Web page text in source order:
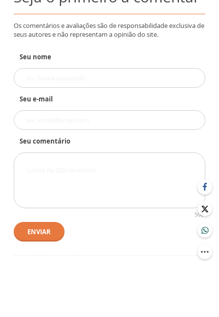
Os comentários e avaliações são de responsabilidade exclusiva de
seus autores e não representam a opinião do site.
Seu nome
Seu e-mail
Seu comentário
500
ENVIAR